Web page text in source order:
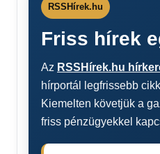
RSSHírek.hu
Friss hírek
Az RSSHírek.hu
hírportál legfrissebb
Kiemelten követjük a
friss pénzügyekkel